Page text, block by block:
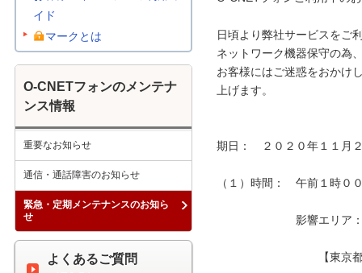
日頃より弊社サービスをご
ネットワーク機器保守の為
お客様にはご迷惑をおかけ
上げます。
期日：　２０２０年１１月
（１）時間：　午前１時０
影響エリア：　下記
【東京
イド
マークとは
O-CNETフォンのメンテナ
ンス情報
重要なお知らせ
通信・通話障害のお知らせ
緊急・定期メンテナンスのお知ら
せ
よくあるご質問